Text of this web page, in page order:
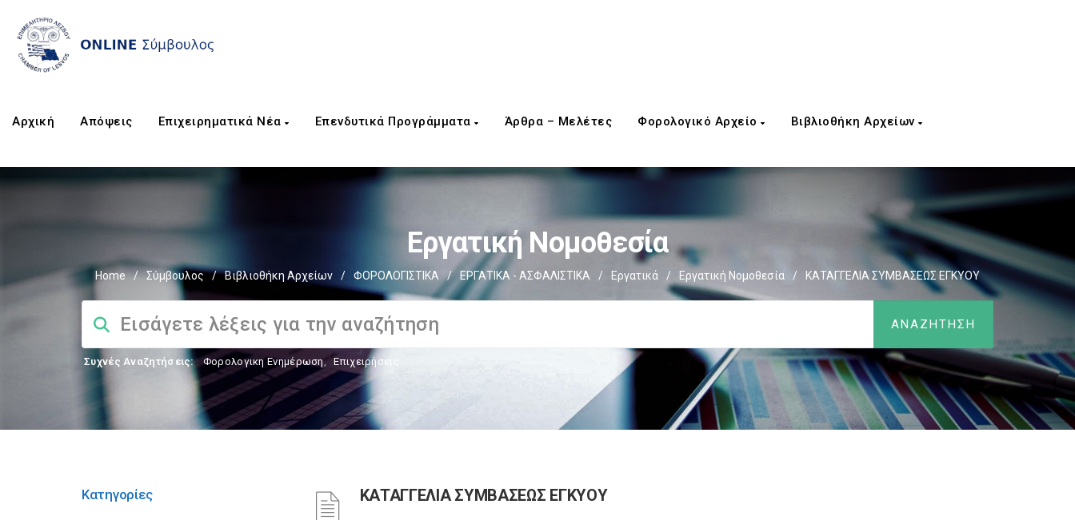
Αρχική Απόψεις Επιχειρηματικά Νέα Επενδυτικά Προγράμματα Άρθρα – Μελέτες Φορολογικό Αρχείο Βιβλιοθήκη Αρχείων
Εργατική Νομοθεσία
Home / Σύμβουλος / Βιβλιοθήκη Αρχείων / ΦΟΡΟΛΟΓΙΣΤΙΚΑ / ΕΡΓΑΤΙΚΑ - ΑΣΦΑΛΙΣΤΙΚΑ / Εργατικά / Εργατική Νομοθεσία / ΚΑΤΑΓΓΕΛΙΑ ΣΥΜΒΑΣΕΩΣ ΕΓΚΥΟΥ
Συχνές Αναζητήσεις: Φορολογικη Ενημέρωση, Επιχειρήσεις
Κατηγορίες ΚΑΤΑΓΓΕΛΙΑ ΣΥΜΒΑΣΕΩΣ ΕΓΚΥΟΥ